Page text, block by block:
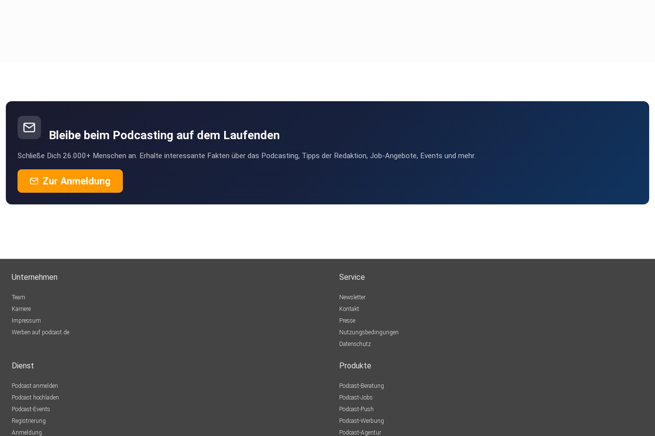
Bleibe beim Podcasting auf dem Laufenden
Schließe Dich 26.000+ Menschen an. Erhalte interessante Fakten über das Podcasting, Tipps der Redaktion, Job-Angebote, Events und mehr.
Zur Anmeldung
Unternehmen
Team
Karriere
Impressum
Werben auf podcast.de
Service
Newsletter
Kontakt
Presse
Nutzungsbedingungen
Datenschutz
Dienst
Podcast anmelden
Podcast hochladen
Podcast-Events
Registrierung
Anmeldung
Produkte
Podcast-Beratung
Podcast-Jobs
Podcast-Push
Podcast-Werbung
Podcast-Agentur